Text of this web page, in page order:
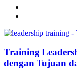
Training
dengan Tujuan